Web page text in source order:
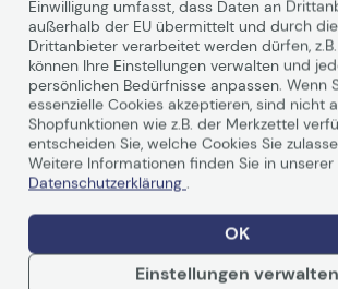
Thrustmaster ist stolz darauf, ein
Flugsimulations-Kit für Gamer
Suche nach Immersion und Realismus
Flugsessions sind.
Das T.Flight Full Kit X ist die perfekte
Spielen mit dem Microsoft Flight
Series X|S. Schließen Sie die Geräte
Konsole an: Alles wird sofort vom Spiel
Weiterlesen
Technische Daten
Einwilligung umfasst, dass Daten an
außerhalb der EU übermittelt und durch
Drittanbieter verarbeitet werden dürfen, z.B.
können Ihre Einstellungen verwalten und
persönlichen Bedürfnisse anpassen. Wenn
essenzielle Cookies akzeptieren, sind nicht
Shopfunktionen wie z.B. der Merkzettel
entscheiden Sie, welche Cookies Sie
Weitere Informationen finden Sie in unserer
Datenschutzerklärung .
OK
Einstellungen verwalten